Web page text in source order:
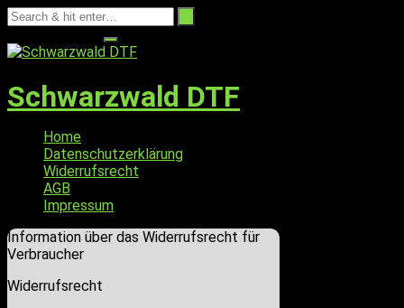
Skip
to
content
Schwarzwald DTF
Home
Datenschutzerklärung
Widerrufsrecht
AGB
Impressum
Information über das Widerrufsrecht für
Verbraucher
Widerrufsrecht